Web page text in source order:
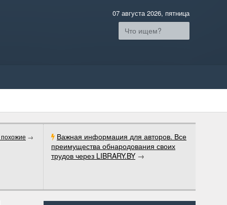
07 августа 2026, пятница
Важная информация для авторов. Все
преимущества обнародования своих
трудов через LIBRARY.BY →
→